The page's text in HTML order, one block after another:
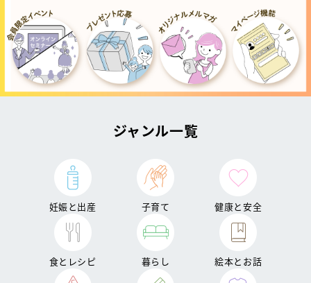
ジャンル一覧
妊娠と出産 子育て 健康と安全
食とレシピ 暮らし 絵本とお話